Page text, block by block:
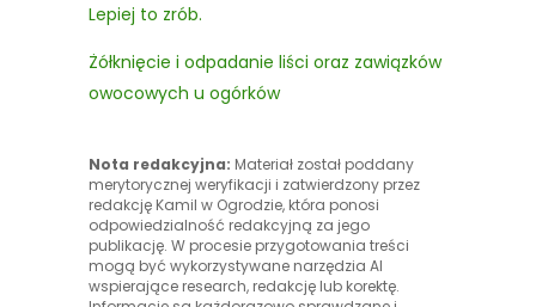
Lepiej to zrób.
Żółknięcie i odpadanie liści oraz zawiązków
owocowych u ogórków
Nota redakcyjna: Materiał został poddany
merytorycznej weryfikacji i zatwierdzony przez
redakcję Kamil w Ogrodzie, która ponosi
odpowiedzialność redakcyjną za jego
publikację. W procesie przygotowania treści
mogą być wykorzystywane narzędzia AI
wspierające research, redakcję lub korektę.